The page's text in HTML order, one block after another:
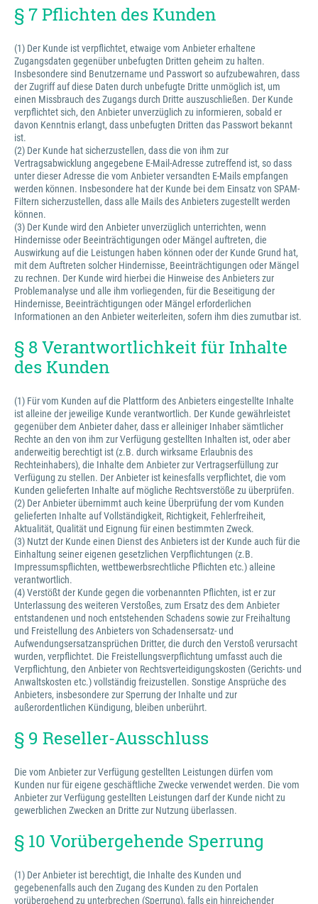
§ 7 Pflichten des Kunden
(1) Der Kunde ist verpflichtet, etwaige vom Anbieter erhaltene
Zugangsdaten gegenüber unbefugten Dritten geheim zu halten.
Insbesondere sind Benutzername und Passwort so aufzubewahren, dass
der Zugriff auf diese Daten durch unbefugte Dritte unmöglich ist, um
einen Missbrauch des Zugangs durch Dritte auszuschließen. Der Kunde
verpflichtet sich, den Anbieter unverzüglich zu informieren, sobald er
davon Kenntnis erlangt, dass unbefugten Dritten das Passwort bekannt
ist.
(2) Der Kunde hat sicherzustellen, dass die von ihm zur
Vertragsabwicklung angegebene E-Mail-Adresse zutreffend ist, so dass
unter dieser Adresse die vom Anbieter versandten E-Mails empfangen
werden können. Insbesondere hat der Kunde bei dem Einsatz von SPAM-
Filtern sicherzustellen, dass alle Mails des Anbieters zugestellt werden
können.
(3) Der Kunde wird den Anbieter unverzüglich unterrichten, wenn
Hindernisse oder Beeinträchtigungen oder Mängel auftreten, die
Auswirkung auf die Leistungen haben können oder der Kunde Grund hat,
mit dem Auftreten solcher Hindernisse, Beeinträchtigungen oder Mängel
zu rechnen. Der Kunde wird hierbei die Hinweise des Anbieters zur
Problemanalyse und alle ihm vorliegenden, für die Beseitigung der
Hindernisse, Beeinträchtigungen oder Mängel erforderlichen
Informationen an den Anbieter weiterleiten, sofern ihm dies zumutbar ist.
§ 8 Verantwortlichkeit für Inhalte
des Kunden
(1) Für vom Kunden auf die Plattform des Anbieters eingestellte Inhalte
ist alleine der jeweilige Kunde verantwortlich. Der Kunde gewährleistet
gegenüber dem Anbieter daher, dass er alleiniger Inhaber sämtlicher
Rechte an den von ihm zur Verfügung gestellten Inhalten ist, oder aber
anderweitig berechtigt ist (z.B. durch wirksame Erlaubnis des
Rechteinhabers), die Inhalte dem Anbieter zur Vertragserfüllung zur
Verfügung zu stellen. Der Anbieter ist keinesfalls verpflichtet, die vom
Kunden gelieferten Inhalte auf mögliche Rechtsverstöße zu überprüfen.
(2) Der Anbieter übernimmt auch keine Überprüfung der vom Kunden
gelieferten Inhalte auf Vollständigkeit, Richtigkeit, Fehlerfreiheit,
Aktualität, Qualität und Eignung für einen bestimmten Zweck.
(3) Nutzt der Kunde einen Dienst des Anbieters ist der Kunde auch für die
Einhaltung seiner eigenen gesetzlichen Verpflichtungen (z.B.
Impressumspflichten, wettbewerbsrechtliche Pflichten etc.) alleine
verantwortlich.
(4) Verstößt der Kunde gegen die vorbenannten Pflichten, ist er zur
Unterlassung des weiteren Verstoßes, zum Ersatz des dem Anbieter
entstandenen und noch entstehenden Schadens sowie zur Freihaltung
und Freistellung des Anbieters von Schadensersatz- und
Aufwendungsersatzansprüchen Dritter, die durch den Verstoß verursacht
wurden, verpflichtet. Die Freistellungsverpflichtung umfasst auch die
Verpflichtung, den Anbieter von Rechtsverteidigungskosten (Gerichts- und
Anwaltskosten etc.) vollständig freizustellen. Sonstige Ansprüche des
Anbieters, insbesondere zur Sperrung der Inhalte und zur
außerordentlichen Kündigung, bleiben unberührt.
§ 9 Reseller-Ausschluss
Die vom Anbieter zur Verfügung gestellten Leistungen dürfen vom
Kunden nur für eigene geschäftliche Zwecke verwendet werden. Die vom
Anbieter zur Verfügung gestellten Leistungen darf der Kunde nicht zu
gewerblichen Zwecken an Dritte zur Nutzung überlassen.
§ 10 Vorübergehende Sperrung
(1) Der Anbieter ist berechtigt, die Inhalte des Kunden und
gegebenenfalls auch den Zugang des Kunden zu den Portalen
vorübergehend zu unterbrechen (Sperrung), falls ein hinreichender